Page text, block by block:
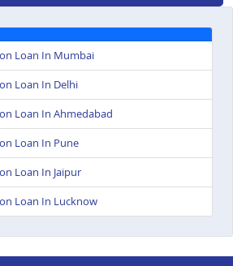
Loan In Mumbai
Loan In Delhi
Loan In Ahmedabad
Loan In Pune
Loan In Jaipur
Loan In Lucknow